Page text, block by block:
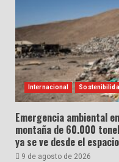
Internacional
Emergencia ambiental
montaña de 60.000
ya se ve desde el espacio
9 de agosto de 2026